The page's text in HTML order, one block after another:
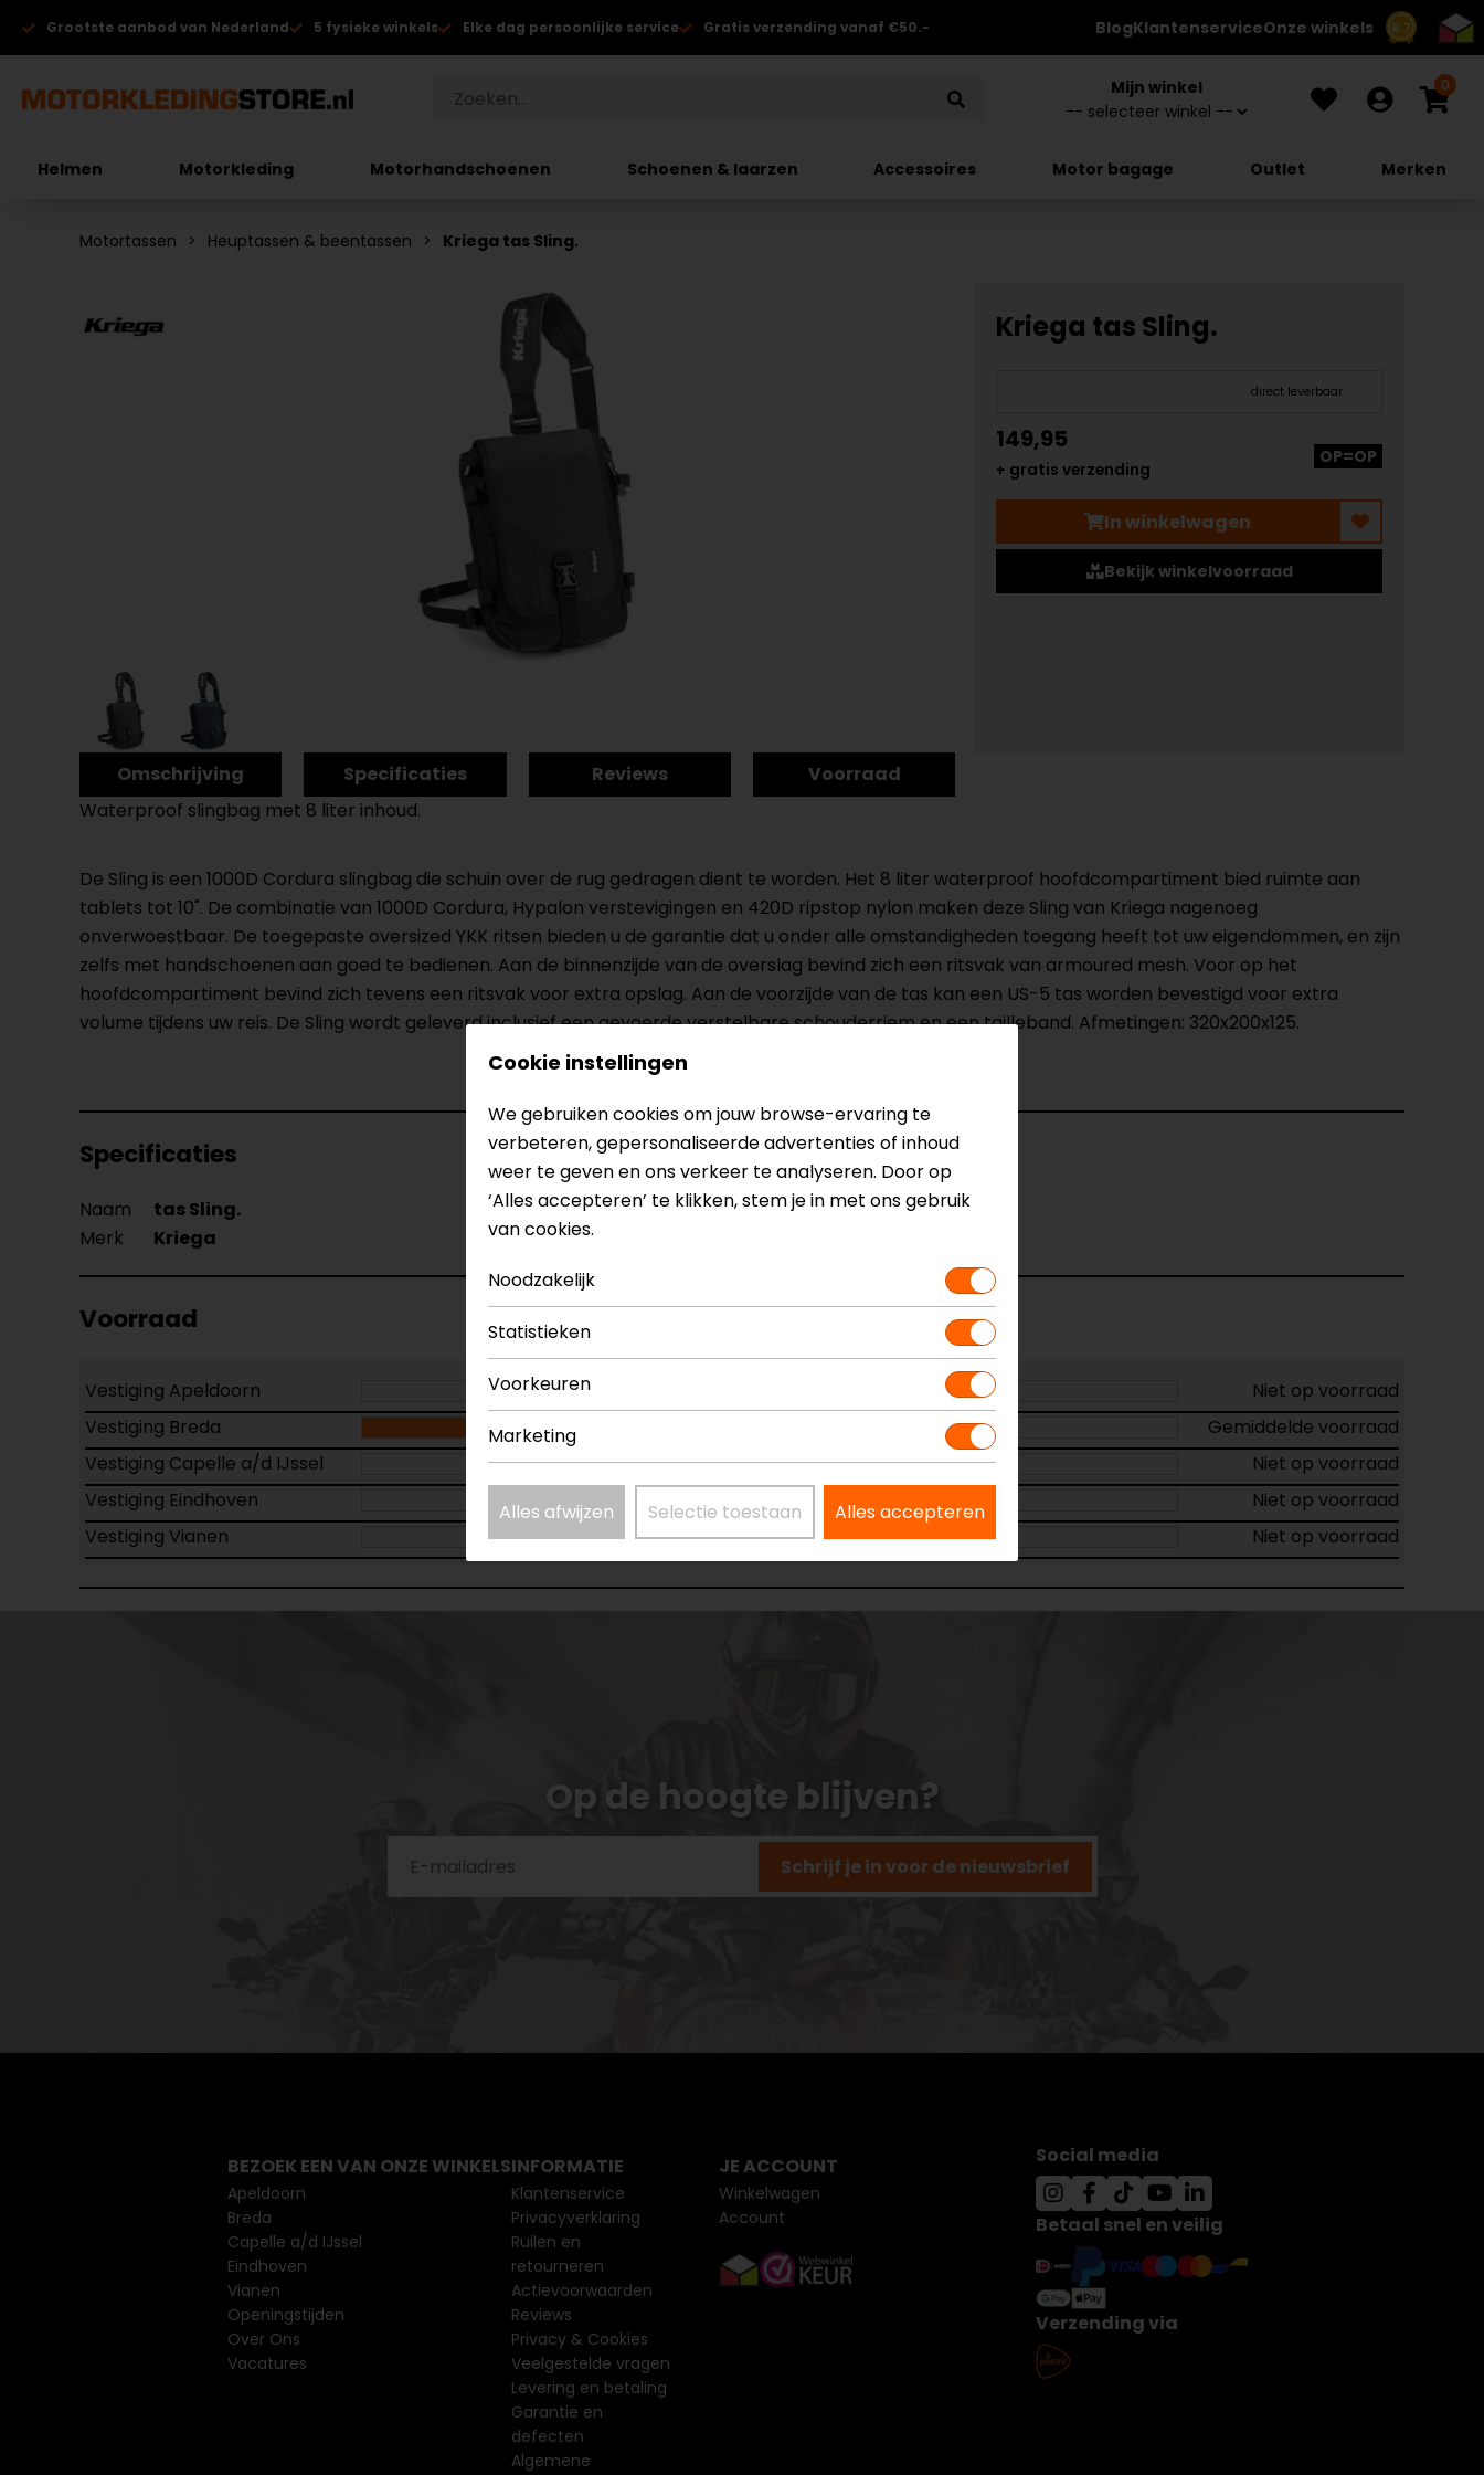
8.7
Grootste aanbod van Nederland 5 fysieke winkels Elke dag persoonlijke service Gratis verzending vanaf €50.- BlogKlantenserviceOnze winkels
Mijn winkel 0
Helmen Motorkleding Motorhandschoenen Schoenen & laarzen Accessoires Motor bagage Outlet Merken
Motortassen Heuptassen & beentassen Kriega tas Sling.
Kriega tas Sling.
direct leverbaar
149,95
+ gratis verzending
OP=OP
In winkelwagen
Bekijk winkelvoorraad
Omschrijving Specificaties Reviews
Voorraad
Waterproof slingbag met 8 liter inhoud.
De Sling is een 1000D Cordura slingbag die schuin over de rug gedragen dient te worden. Het 8 liter waterproof hoofdcompartiment bied ruimte aan
tablets tot 10". De combinatie van 1000D Cordura, Hypalon verstevigingen en 420D ripstop nylon maken deze Sling van Kriega nagenoeg
onverwoestbaar. De toegepaste oversized YKK ritsen bieden u de garantie dat u onder alle omstandigheden toegang heeft tot uw eigendommen, en zijn
zelfs met handschoenen aan goed te bedienen. Aan de binnenzijde van de overslag bevind zich een ritsvak van armoured mesh. Voor op het
hoofdcompartiment bevind zich tevens een ritsvak voor extra opslag. Aan de voorzijde van de tas kan een US-5 tas worden bevestigd voor extra
volume tijdens uw reis. De Sling wordt geleverd inclusief een gevoerde verstelbare schouderriem en een tailleband. Afmetingen: 320x200x125.
Specificaties
Naam tas Sling. Model
740.3007
Merk
Kriega
Voorraad
Vestiging Apeldoorn
Niet op voorraad
Vestiging Breda
Gemiddelde voorraad
Vestiging Capelle a/d IJssel
Niet op voorraad
Vestiging Eindhoven
Niet op voorraad
Vestiging Vianen
Niet op voorraad
Op de hoogte blijven?
Schrijf je in voor de nieuwsbrief
Cookie instellingen
We gebruiken cookies om jouw browse-ervaring te
verbeteren, gepersonaliseerde advertenties of inhoud
weer te geven en ons verkeer te analyseren. Door op
‘Alles accepteren’ te klikken, stem je in met ons gebruik
van cookies.
Noodzakelijk
Statistieken
Voorkeuren
Marketing
Alles afwijzen Selectie toestaan Alles accepteren
BEZOEK EEN VAN ONZE WINKELS
Apeldoorn
Breda
Capelle a/d IJssel
Eindhoven
Vianen
Openingstijden
Over Ons
Vacatures
INFORMATIE
Klantenservice
Privacyverklaring
Ruilen en
retourneren
Actievoorwaarden
Reviews
Privacy & Cookies
Veelgestelde vragen
Levering en betaling
Garantie en
defecten
Algemene
JE ACCOUNT
Winkelwagen
Account
Social media
Betaal snel en veilig
Verzending via